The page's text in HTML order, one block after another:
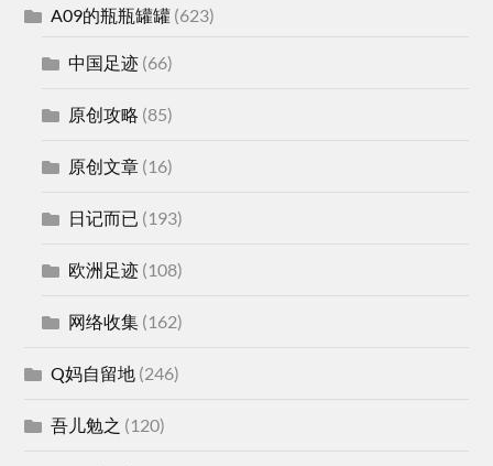
A09的瓶瓶罐罐 (623)
中国足迹 (66)
原创攻略 (85)
原创文章 (16)
日记而已 (193)
欧洲足迹 (108)
网络收集 (162)
Q妈自留地 (246)
吾儿勉之 (120)